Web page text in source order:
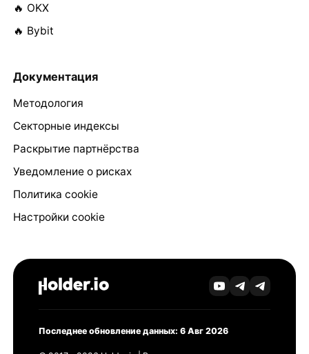
🔥 OKX
🔥 Bybit
Документация
Методология
Секторные индексы
Раскрытие партнёрства
Уведомление о рисках
Политика cookie
Настройки cookie
Последнее обновление данных: 6 Авг 2026